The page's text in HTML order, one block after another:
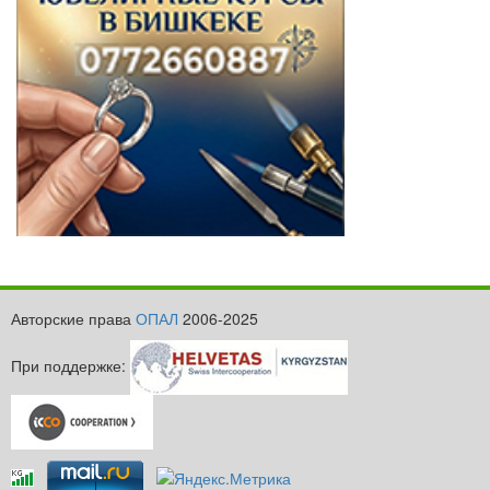
Авторские права ОПАЛ 2006-2025
При поддержке: